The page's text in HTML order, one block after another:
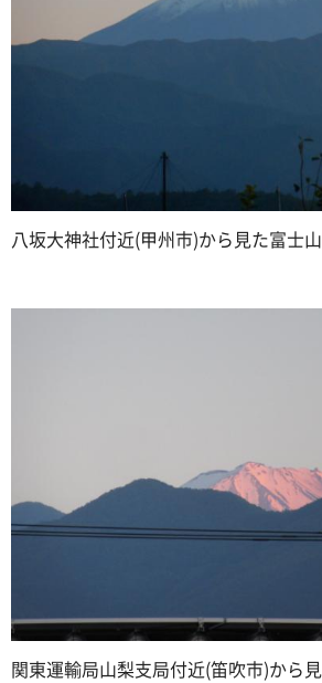
八坂大神社付近(甲州市)から見た富士山
関東運輸局山梨支局付近(笛吹市)から